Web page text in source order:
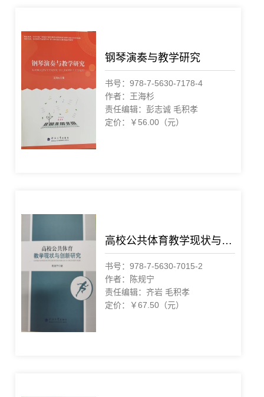
钢琴演奏与教学研究
书号：978-7-5630-7178-4
作者：王海杉
责任编辑：彭志诚 毛积孝
定价：￥56.00（元）
高校公共体育教学现状与创新研究
书号：978-7-5630-7015-2
作者：陈规宁
责任编辑：齐岩 毛积孝
定价：￥67.50（元）